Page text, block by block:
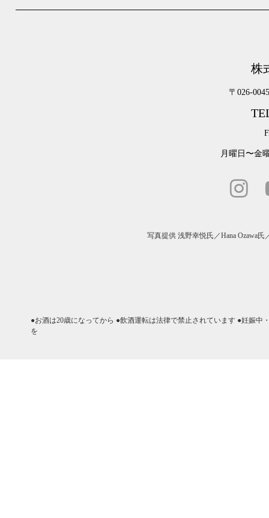
株
〒026-
月曜日〜金
写真提供 浅野幸悦氏 ／Hana Ozawa氏
●お酒は20歳になってから ●飲酒運転は法律で禁止されています ●妊娠
を